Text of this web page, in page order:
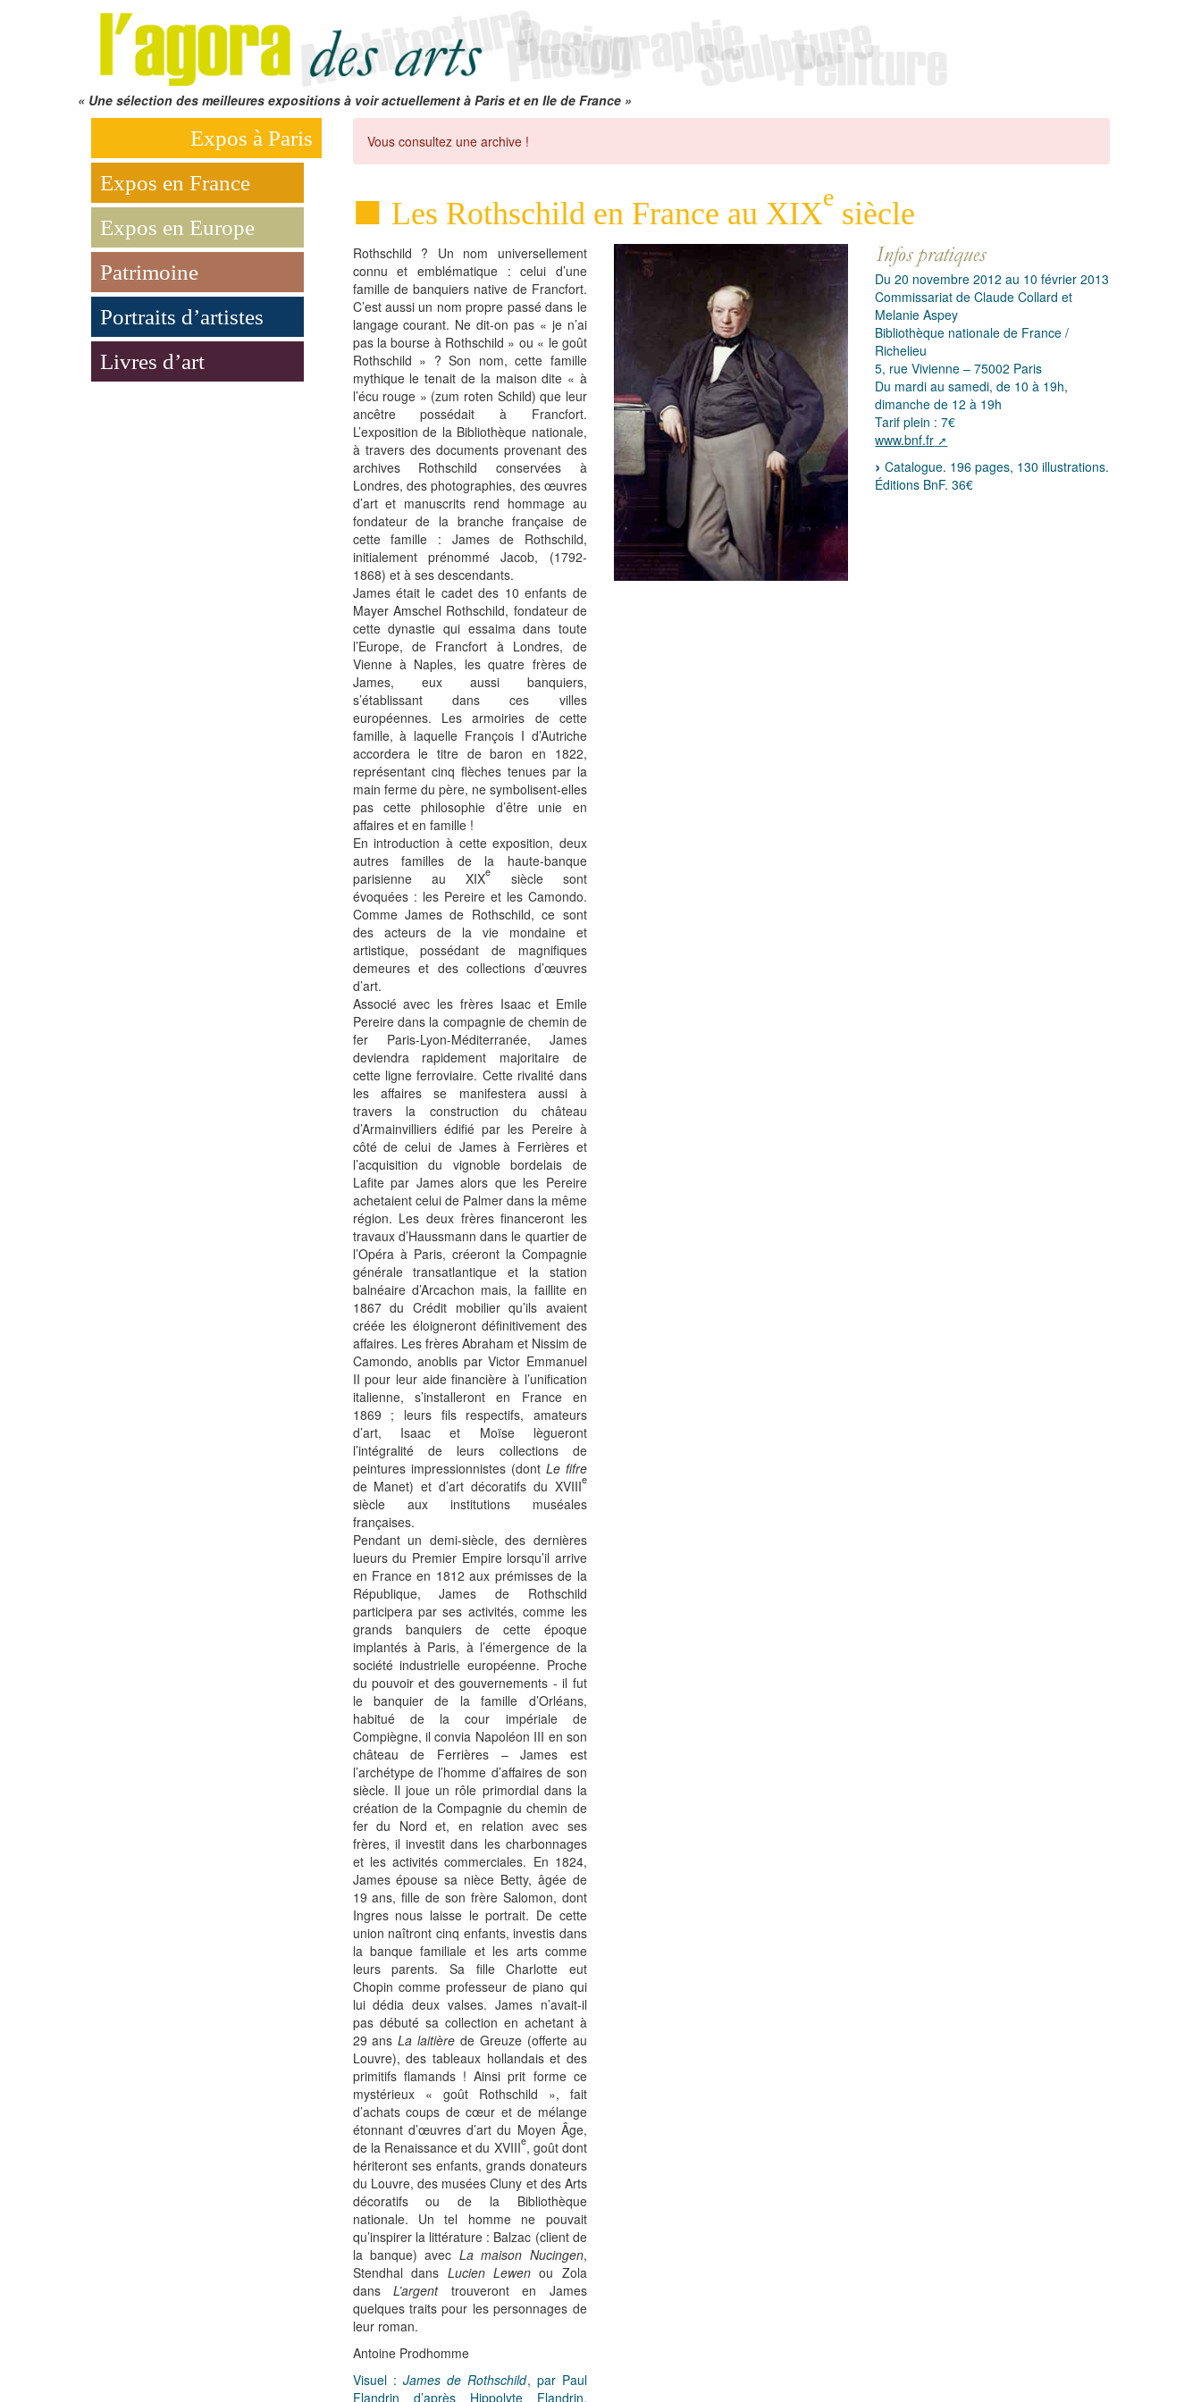
« Une sélection des meilleures expositions à voir actuellement à Paris et en Ile de France »
Expos à Paris
Expos en France
Expos en Europe
Patrimoine
Portraits d’artistes
Livres d’art
Vous consultez une archive !
Les Rothschild en France au XIXe siècle
Rothschild ? Un nom universellement
connu et emblématique : celui d’une
famille de banquiers native de Francfort.
C’est aussi un nom propre passé dans le
langage courant. Ne dit-on pas « je n’ai
pas la bourse à Rothschild » ou « le goût
Rothschild » ? Son nom, cette famille
mythique le tenait de la maison dite « à
l’écu rouge » (zum roten Schild) que leur
ancêtre possédait à Francfort.
L’exposition de la Bibliothèque nationale,
à travers des documents provenant des
archives Rothschild conservées à
Londres, des photographies, des œuvres
d’art et manuscrits rend hommage au
fondateur de la branche française de
cette famille : James de Rothschild,
initialement prénommé Jacob, (1792-
1868) et à ses descendants.
James était le cadet des 10 enfants de
Mayer Amschel Rothschild, fondateur de
cette dynastie qui essaima dans toute
l’Europe, de Francfort à Londres, de
Vienne à Naples, les quatre frères de
James, eux aussi banquiers,
s’établissant dans ces villes
européennes. Les armoiries de cette
famille, à laquelle François I d’Autriche
accordera le titre de baron en 1822,
représentant cinq flèches tenues par la
main ferme du père, ne symbolisent-elles
pas cette philosophie d’être unie en
affaires et en famille !
En introduction à cette exposition, deux
autres familles de la haute-banque
parisienne au XIXe
siècle sont
évoquées : les Pereire et les Camondo.
Comme James de Rothschild, ce sont
des acteurs de la vie mondaine et
artistique, possédant de magnifiques
demeures et des collections d’œuvres
d’art.
Associé avec les frères Isaac et Emile
Pereire dans la compagnie de chemin de
fer Paris-Lyon-Méditerranée, James
deviendra rapidement majoritaire de
cette ligne ferroviaire. Cette rivalité dans
les affaires se manifestera aussi à
travers la construction du château
d’Armainvilliers édifié par les Pereire à
côté de celui de James à Ferrières et
l’acquisition du vignoble bordelais de
Lafite par James alors que les Pereire
achetaient celui de Palmer dans la même
région. Les deux frères financeront les
travaux d’Haussmann dans le quartier de
l’Opéra à Paris, créeront la Compagnie
générale transatlantique et la station
balnéaire d’Arcachon mais, la faillite en
1867 du Crédit mobilier qu’ils avaient
créée les éloigneront définitivement des
affaires. Les frères Abraham et Nissim de
Camondo, anoblis par Victor Emmanuel
II pour leur aide financière à l’unification
italienne, s’installeront en France en
1869 ; leurs fils respectifs, amateurs
d’art, Isaac et Moïse lègueront
l’intégralité de leurs collections de
peintures impressionnistes (dont Le fifre
de Manet) et d’art décoratifs du XVIIIe
siècle aux institutions muséales
françaises.
Pendant un demi-siècle, des dernières
lueurs du Premier Empire lorsqu’il arrive
en France en 1812 aux prémisses de la
République, James de Rothschild
participera par ses activités, comme les
grands banquiers de cette époque
implantés à Paris, à l’émergence de la
société industrielle européenne. Proche
du pouvoir et des gouvernements - il fut
le banquier de la famille d’Orléans,
habitué de la cour impériale de
Compiègne, il convia Napoléon III en son
château de Ferrières – James est
l’archétype de l’homme d’affaires de son
siècle. Il joue un rôle primordial dans la
création de la Compagnie du chemin de
fer du Nord et, en relation avec ses
frères, il investit dans les charbonnages
et les activités commerciales. En 1824,
James épouse sa nièce Betty, âgée de
19 ans, fille de son frère Salomon, dont
Ingres nous laisse le portrait. De cette
union naîtront cinq enfants, investis dans
la banque familiale et les arts comme
leurs parents. Sa fille Charlotte eut
Chopin comme professeur de piano qui
lui dédia deux valses. James n’avait-il
pas débuté sa collection en achetant à
29 ansLa laitière de Greuze (offerte au
Louvre), des tableaux hollandais et des
primitifs flamands ! Ainsi prit forme ce
mystérieux « goût Rothschild », fait
d’achats coups de cœur et de mélange
étonnant d’œuvres d’art du Moyen Âge,
de la Renaissance et du XVIIIe, goût dont
hériteront ses enfants, grands donateurs
du Louvre, des musées Cluny et des Arts
décoratifs ou de la Bibliothèque
nationale. Un tel homme ne pouvait
qu’inspirer la littérature : Balzac (client de
la banque) avec La maison Nucingen,
Stendhal dans Lucien Lewen ou Zola
dansL’argenttrouveront en James
quelques traits pour les personnages de
leur roman.
Antoine Prodhomme
Visuel : James de Rothschild, par Paul
Flandrin d’après Hippolyte Flandrin,
Du 20 novembre 2012 au 10 février 2013
Commissariat de Claude Collard et
Melanie Aspey
Bibliothèque nationale de France /
Richelieu
5, rue Vivienne – 75002 Paris
Du mardi au samedi, de 10 à 19h,
dimanche de 12 à 19h
Tarif plein : 7€
www.bnf.fr
Catalogue. 196 pages, 130 illustrations.
Éditions BnF. 36€